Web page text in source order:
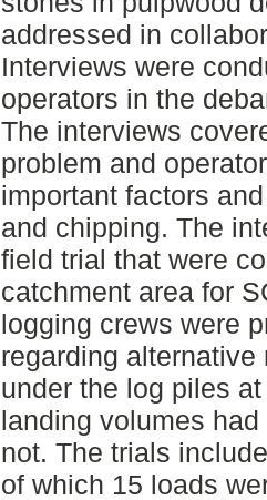
addressed in
Interviews were
operators in the
The interviews
problem and
important factors
and chipping. The
field trial that were
catchment area for
logging crews were
regarding
under the log piles
landing volumes
not. The trials
of which 15 loads